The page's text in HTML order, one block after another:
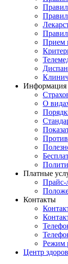
Прием
Информация
О
Платные
Прайс-
Контакты
Режим
Центр